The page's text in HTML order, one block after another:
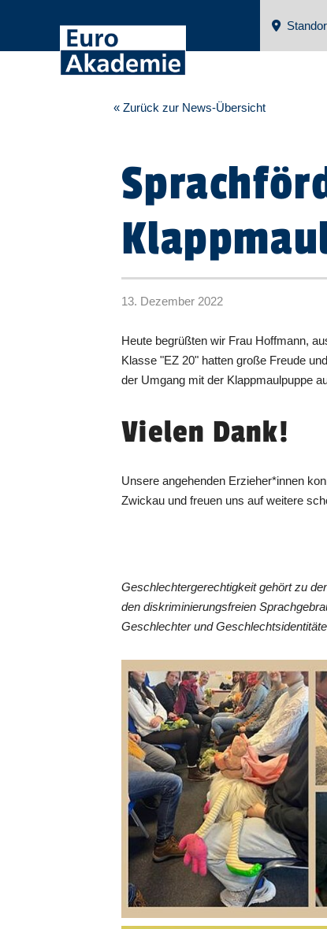
« Zurück zur News-Übersicht
13. Dezember 2022
Heute begrüßten wir Frau Hoffmann,
Klasse "EZ 20" hatten große Freude
der Umgang mit der Klappmaulpuppe
Vielen Dank!
Unsere angehenden Erzieher*innen
Zwickau und freuen uns auf weitere
Geschlechtergerechtigkeit gehört zu
den diskriminierungsfreien
Geschlechter und